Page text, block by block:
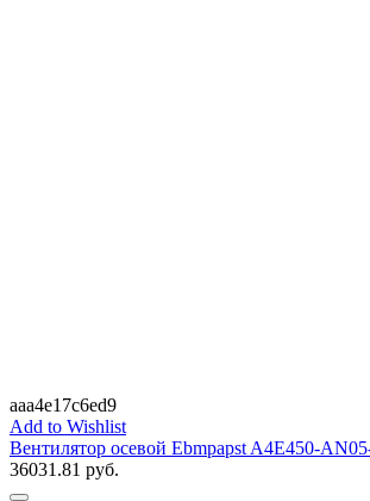
aaa4e17c6ed9
Add to Wishlist
Вентилятор осевой Ebmpapst A4E450-
36031.81 руб.